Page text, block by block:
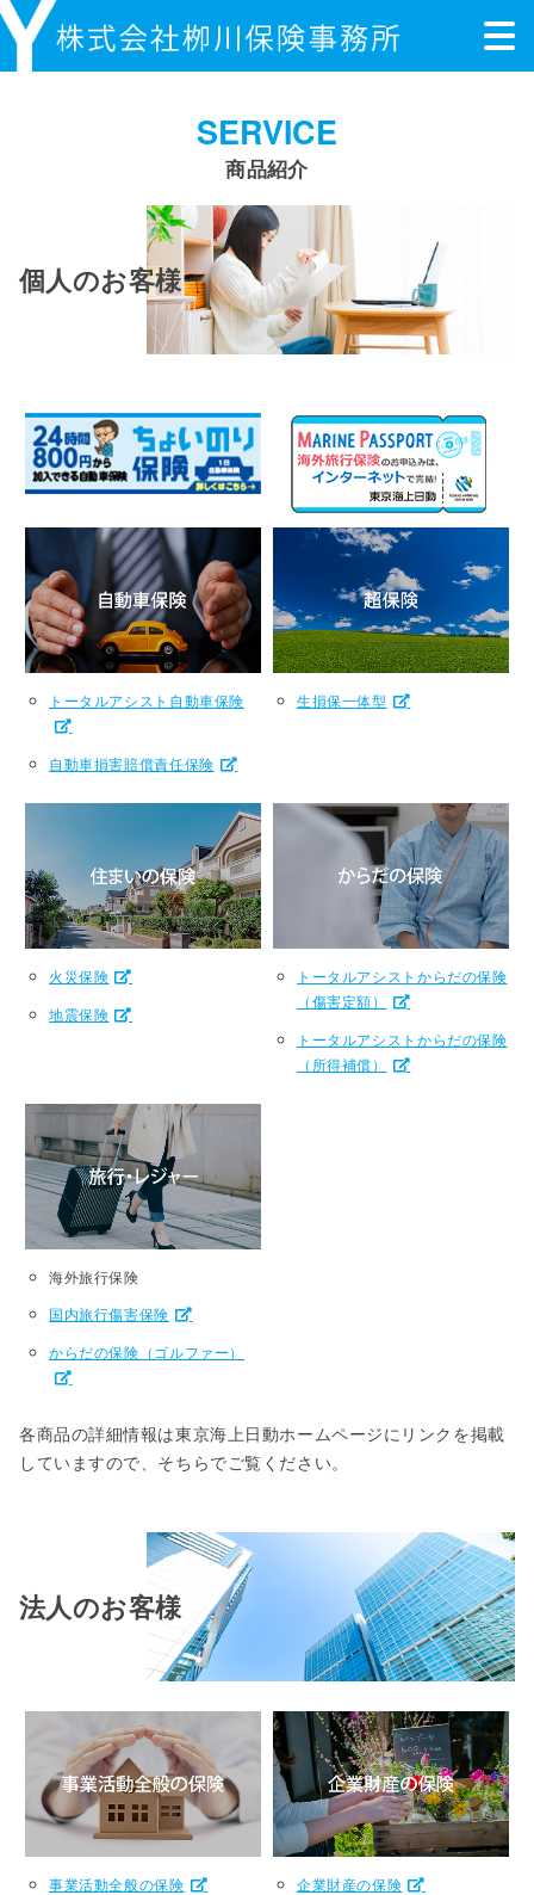
SERVICE
商品紹介
個人のお客様
トータルアシスト自動車保険
自動車損害賠償責任保険
生損保一体型
火災保険
地震保険
トータルアシストからだの保険
（傷害定額）
トータルアシストからだの保険
（所得補償）
海外旅行保険
国内旅行傷害保険
からだの保険（ゴルファー）
各商品の詳細情報は東京海上日動ホームページにリンクを掲載
していますので、そちらでご覧ください。
法人のお客様
事業活動全般の保険 企業財産の保険